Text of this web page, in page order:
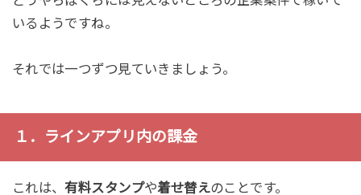
いるようですね。
それでは一つずつ見ていきましょう。
１．ラインアプリ内の課金
これは、有料スタンプや着せ替えのことです。